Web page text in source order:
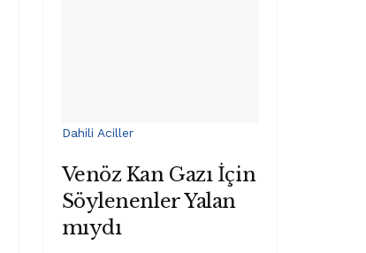
Dahili Aciller
Venöz Kan Gazı İçin
Söylenenler Yalan
mıydı